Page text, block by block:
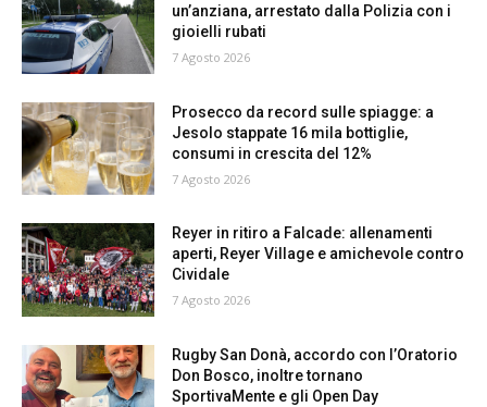
un’anziana, arrestato dalla Polizia con i
gioielli rubati
7 Agosto 2026
Prosecco da record sulle spiagge: a
Jesolo stappate 16 mila bottiglie,
consumi in crescita del 12%
7 Agosto 2026
Reyer in ritiro a Falcade: allenamenti
aperti, Reyer Village e amichevole contro
Cividale
7 Agosto 2026
Rugby San Donà, accordo con l’Oratorio
Don Bosco, inoltre tornano
SportivaMente e gli Open Day